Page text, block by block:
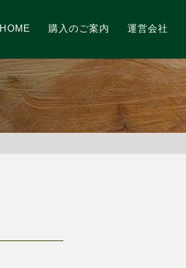
HOME 購入のご案内 運営会社